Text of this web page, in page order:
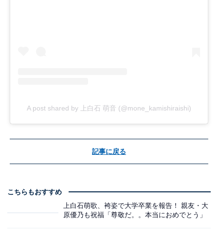
A post shared by 上白石 萌音 (@mone_kamishiraishi)
記事に戻る
こちらもおすすめ
上白石萌歌、袴姿で大学卒業を報告！ 親友・大
原優乃も祝福「尊敬だ。。本当におめでとう」